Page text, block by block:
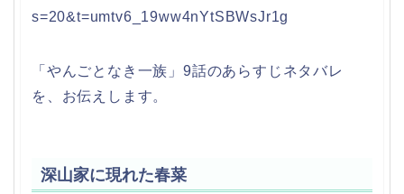
s=20&t=umtv6_19ww4nYtSBWsJr1g
「やんごとなき一族」9話のあらすじネタバレ
を、お伝えします。
深山家に現れた春菜